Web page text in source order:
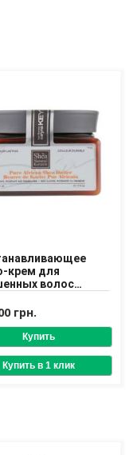
крем для
волос
Shea Butter
грн.